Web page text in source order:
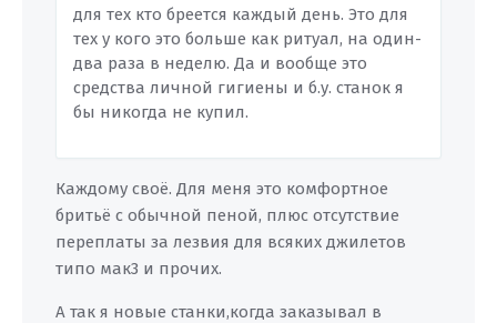
для тех кто бреется каждый день. Это для
тех у кого это больше как ритуал, на один-
два раза в неделю. Да и вообще это
средства личной гигиены и б.у. станок я
бы никогда не купил.
Каждому своё. Для меня это комфортное
бритьё с обычной пеной, плюс отсутствие
переплаты за лезвия для всяких джилетов
типо мак3 и прочих.
А так я новые станки,когда заказывал в